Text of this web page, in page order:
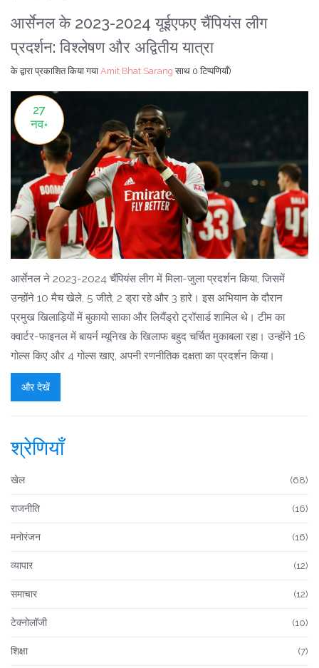
आर्सेनल के 2023-2024 यूईएफए चैंपियंस लीग
प्रदर्शन: विश्लेषण और अद्वितीय यात्रा
के द्वारा प्रकाशित किया गया Amit Bhat Sarang साथ 0 टिप्पणियाँ)
27
नव॰
आर्सेनल ने 2023-2024 चैंपियंस लीग में मिला-जुला प्रदर्शन किया, जिसमें
उन्होंने 10 मैच खेले, 5 जीते, 2 ड्रा रहे और 3 हारे। इस अभियान के दौरान
प्रमुख खिलाड़ियों में बुकायो साका और लियैंड्रो ट्रॉसार्ड शामिल थे। टीम का
क्वार्टर-फाइनल में बायर्न म्यूनिख के खिलाफ बहुद चर्चित मुकाबला रहा। उन्होंने 16
गोल्स किए और 4 गोल्स खाए, अपनी रणनीतिक दक्षता का प्रदर्शन किया।
और देखें
श्रेणियाँ
खेल (68)
राजनीति (16)
मनोरंजन (16)
व्यापार (12)
समाचार (12)
टेक्नोलॉजी (10)
शिक्षा (7)